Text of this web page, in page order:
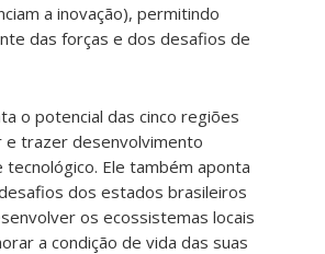
a inovação), permitindo
das forças e dos desafios de
o potencial das cinco regiões
e trazer desenvolvimento
tecnológico. Ele também aponta
dos estados brasileiros
os ecossistemas locais
a condição de vida das suas